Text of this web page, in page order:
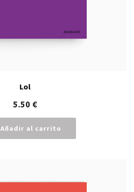
Lol
5.50 €
Añadir al carrito